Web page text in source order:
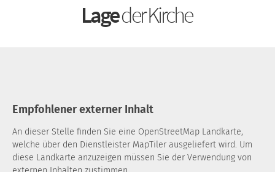
Lageder Kirche
Empfohlener externer Inhalt
An dieser Stelle finden Sie eine OpenStreetMap Landkarte,
welche über den Dienstleister MapTiler ausgeliefert wird. Um
diese Landkarte anzuzeigen müssen Sie der Verwendung von